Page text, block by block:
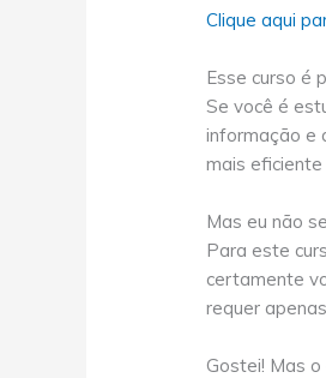
Clique aqui
Esse curso é
Se você é
informação e
mais
Mas eu não
Para este
certamente
requer
Gostei! Mas